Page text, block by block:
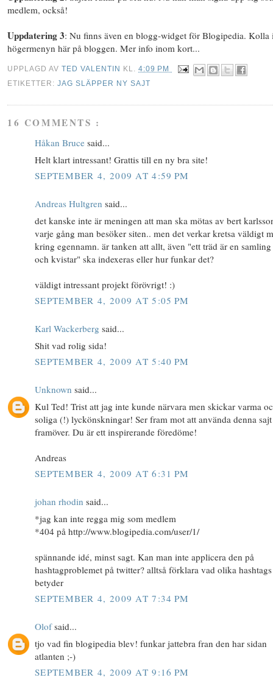
medlem, också!
Uppdatering 3: Nu finns även en blogg-widget för Blogipedia. Kolla
högermenyn här på bloggen. Mer info inom kort...
UPPLAGD AVTED VALENTIN KL.4:09 PM
ETIKETTER:JAG SLÄPPER NY SAJT
16 COMMENTS :
Håkan Bruce said...
Helt klart intressant! Grattis till en ny bra site!
SEPTEMBER 4, 2009 AT 4:59 PM
Andreas Hultgren said...
det kanske inte är meningen att man ska mötas av bert
varje gång man besöker siten.. men det verkar kretsa väldigt
kring egennamn. är tanken att allt, även "ett träd är en
och kvistar" ska indexeras eller hur funkar det?
väldigt intressant projekt förövrigt! :)
SEPTEMBER 4, 2009 AT 5:05 PM
Karl Wackerberg said...
Shit vad rolig sida!
SEPTEMBER 4, 2009 AT 5:40 PM
Unknown said...
Kul Ted! Trist att jag inte kunde närvara men skickar varma
soliga (!) lyckönskningar! Ser fram mot att använda denna sajt
framöver. Du är ett inspirerande föredöme!
Andreas
SEPTEMBER 4, 2009 AT 6:31 PM
johan rhodin said...
*jag kan inte regga mig som medlem
*404 på http://www.blogipedia.com/user/1/
spännande idé, minst sagt. Kan man inte applicera den på
hashtagproblemet på twitter? alltså förklara vad olika hashtags
betyder
SEPTEMBER 4, 2009 AT 7:34 PM
Olofsaid...
tjo vad fin blogipedia blev! funkar jattebra fran den har sidan
atlanten ;-)
SEPTEMBER 4, 2009 AT 9:16 PM